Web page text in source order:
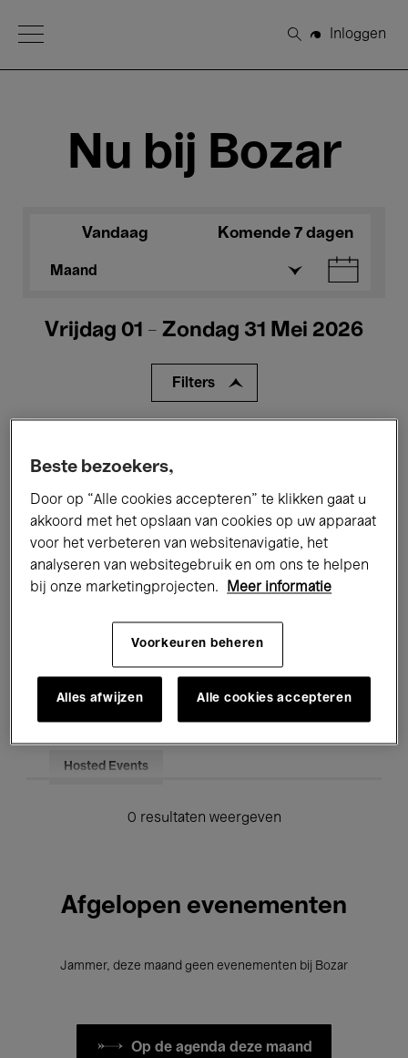
Open Menu
Zoeken
Inloggen
Nu bij Bozar
Vandaag Komende 7 dagen
Maand
Vrijdag 01 - Zondag 31 Mei 2026
Filters
Performances Lezingen & Debatten
Jazz Klassieke Muziek Global Music
Onderwijs Rondleidingen
Hosted Events
0 resultaten weergeven
Afgelopen evenementen
Jammer, deze maand geen evenementen bij Bozar
Op de agenda deze maand
Beste bezoekers,
Door op “Alle cookies accepteren” te klikken gaat u
akkoord met het opslaan van cookies op uw apparaat
voor het verbeteren van websitenavigatie, het
analyseren van websitegebruik en om ons te helpen
bij onze marketingprojecten.
Meer informatie
Voorkeuren beheren
Alles afwijzen Alle cookies accepteren